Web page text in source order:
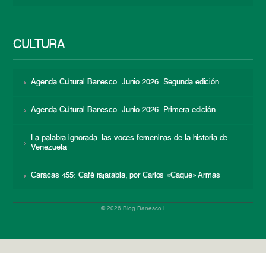
CULTURA
Agenda Cultural Banesco. Junio 2026. Segunda edición
Agenda Cultural Banesco. Junio 2026. Primera edición
La palabra ignorada: las voces femeninas de la historia de
Venezuela
Caracas 455: Café rajatabla, por Carlos «Caque» Armas
© 2026 Blog Banesco |